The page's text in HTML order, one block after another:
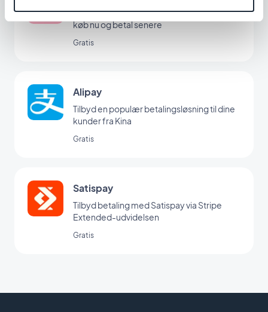
Øg salget med en betalingsmulighed for
køb nu og betal senere
Gratis
Alipay
Tilbyd en populær betalingsløsning til dine
kunder fra Kina
Gratis
Satispay
Tilbyd betaling med Satispay via Stripe
Extended-udvidelsen
Gratis